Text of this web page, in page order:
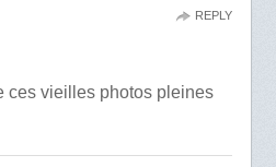
ces vieilles photos pleines
REPLY